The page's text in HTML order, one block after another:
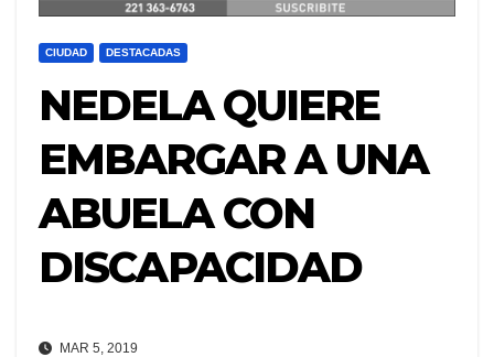
CIUDAD DESTACADAS
NEDELA QUIERE
EMBARGAR A UNA
ABUELA CON
DISCAPACIDAD
MAR 5, 2019